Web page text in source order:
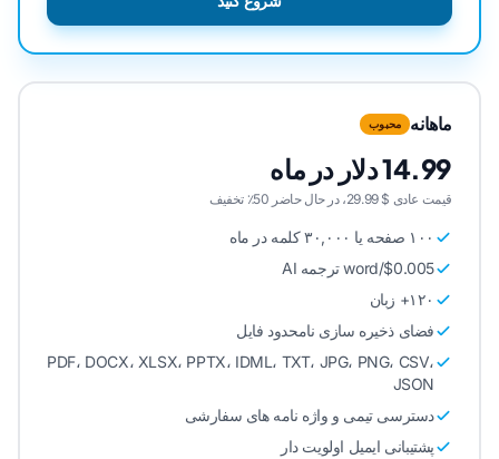
ماهانه محبوب
14.99 دلار در ماه
قیمت عادی $ 29.99، در حال حاضر 50٪ تخفیف
۱۰۰ صفحه یا ۳۰,۰۰۰ کلمه در ماه
$0.005/word ترجمه AI
۱۲۰+ زبان
فضای ذخیره سازی نامحدود فایل
PDF، DOCX، XLSX، PPTX، IDML، TXT، JPG، PNG، CSV،
JSON
دسترسی تیمی و واژه نامه های سفارشی
پشتیبانی ایمیل اولویت دار